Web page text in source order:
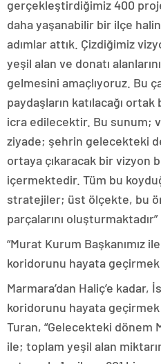
gerçekleştirdiğimiz 400
daha yaşanabilir bir ilçe
adımlar attık. Çizdiğimiz
yeşil alan ve donatı
gelmesini amaçlıyoruz. Bu
paydaşların katılacağı
icra edilecektir. Bu sunum;
ziyade; şehrin gelecekteki
ortaya çıkaracak bir vizyon
içermektedir. Tüm bu
stratejiler; üst ölçekte, bu
parçalarını
“Murat Kurum Başkanımız
koridorunu hayata
Marmara’dan Haliç’e kadar,
koridorunu hayata
Turan, “Gelecekteki dönem
ile; toplam yeşil alan